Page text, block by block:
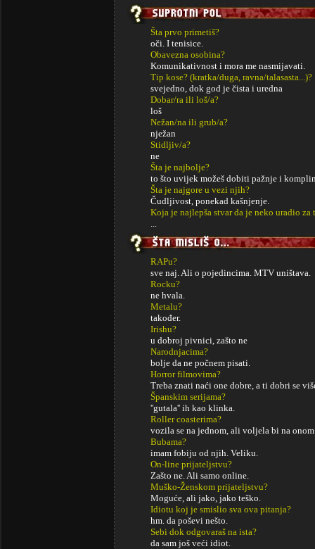
Šta prvo primetiš?
oči. I tenisice.
Obavezna osobina?
Komunikativnost i mora me nasmijavati.
Tip kose? (kratka/duga, ravna/talasasta...)?
svejedno, dok god je čista i uredna
Dobar/ra ili loš/a?
loš
Nežan/na ili grub/a?
nježan
Stidljiv/a?
ne
Šta je najbolje?
to što uvijek možeš dobiti pažnje i
Šta je najgore u vezi njih?
Čudljivost, ponekad kašnjenje.
Koja je najlepša stvar da je neko uradio za
...
RAPu?
sve naj. Ali o pojedincima. MTV uništava.
Rocku?
ne hvala.
Metalu?
također.
Irishu?
u dobroj pivnici, zašto ne
Narodnjacima?
bolje da ne počnem pisati.
Horror filmovima?
Treba znati naći one dobre, a ti dobri se
Španskim serijama?
''gutala'' ih kao klinka.
Roller coasterima?
vozila se na jednom, ali voljela bi na
Bubama?
imam fobiju od njih. Veliku.
On-line prijateljstvu?
Zašto ne. Ali samo online.
Muško-Ženskom prijateljstvu?
Moguće, ali jako, jako teško.
Idiotu koj je smislio sva ova pitanja?
hm. da poševi nešto.
Sebi dok odgovaraš na ista?
da sam još veći idiot.